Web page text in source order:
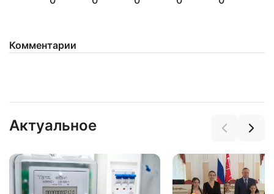
Комментарии
Актуальное